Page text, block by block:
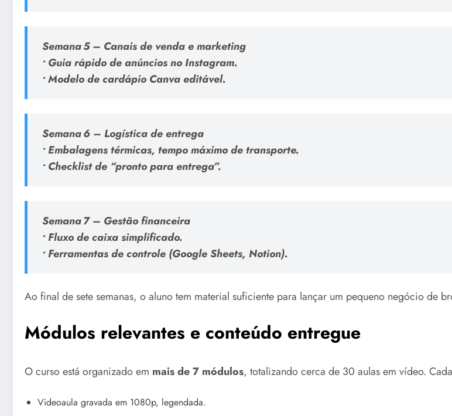
Semana 5 – Canais de venda e marketing
• Guia rápido de anúncios no Instagram.
• Modelo de cardápio Canva editável.
Semana 6 – Logística de entrega
• Embalagens térmicas, tempo máximo de transporte.
• Checklist de “pronto para entrega”.
Semana 7 – Gestão financeira
• Fluxo de caixa simplificado.
• Ferramentas de controle (Google Sheets, Notion).
Ao final de sete semanas, o aluno tem material suficiente para lançar um pequeno negócio de
Módulos relevantes e conteúdo entregue
O curso está organizado em mais de 7 módulos, totalizando cerca de 30 aulas em vídeo.
Videoaula gravada em 1080p, legendada.